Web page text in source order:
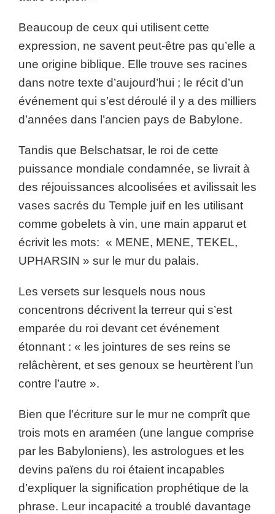
Beaucoup de ceux qui utilisent cette
expression, ne savent peut-être pas qu’elle a
une origine biblique. Elle trouve ses racines
dans notre texte d’aujourd’hui ; le récit d’un
événement qui s’est déroulé il y a des milliers
d’années dans l’ancien pays de Babylone.
Tandis que Belschatsar, le roi de cette
puissance mondiale condamnée, se livrait à
des réjouissances alcoolisées et avilissait les
vases sacrés du Temple juif en les utilisant
comme gobelets à vin, une main apparut et
écrivit les mots: « MENE, MENE, TEKEL,
UPHARSIN » sur le mur du palais.
Les versets sur lesquels nous nous
concentrons décrivent la terreur qui s’est
emparée du roi devant cet événement
étonnant : « les jointures de ses reins se
relâchèrent, et ses genoux se heurtèrent l’un
contre l’autre ».
Bien que l’écriture sur le mur ne comprît que
trois mots en araméen (une langue comprise
par les Babyloniens), les astrologues et les
devins païens du roi étaient incapables
d’expliquer la signification prophétique de la
phrase. Leur incapacité a troublé davantage